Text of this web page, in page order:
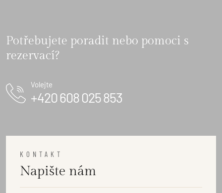
Potřebujete poradit nebo pomoci s
rezervací?
Volejte
+420 608 025 853
KONTAKT
Napište nám